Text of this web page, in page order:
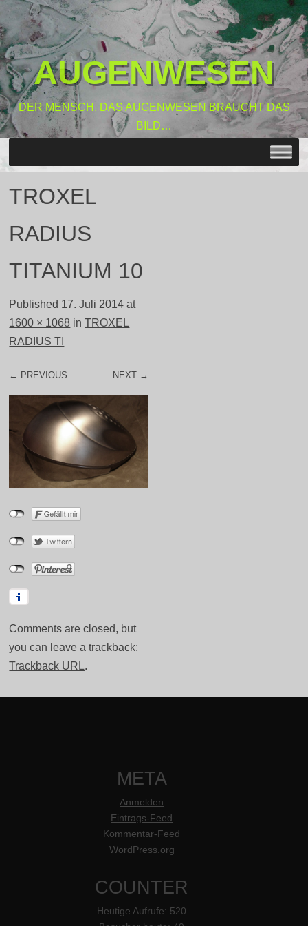
AUGENWESEN
DER MENSCH, DAS AUGENWESEN BRAUCHT DAS
BILD…
TROXEL
RADIUS
TITANIUM 10
Published 17. Juli 2014 at
1600 × 1068 inTROXEL
RADIUS TI
← PREVIOUS NEXT →
Comments are closed, but
you can leave a trackback:
Trackback URL.
META
Anmelden
Eintrags-Feed
Kommentar-Feed
WordPress.org
COUNTER
Heutige Aufrufe: 520